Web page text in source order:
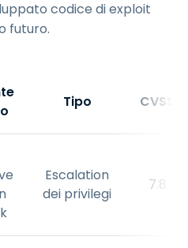
codice di exploit
futuro.
Tipo CVSS
Escalation
dei privilegi
7.8